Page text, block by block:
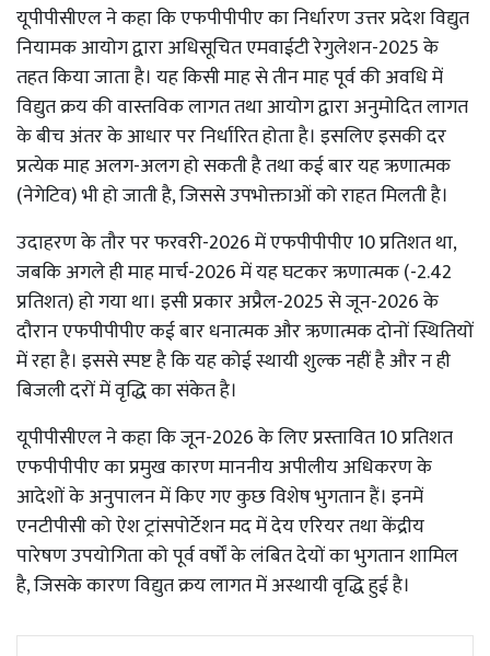
यूपीपीसीएल ने कहा कि एफपीपीपीए का निर्धारण उत्तर प्रदेश विद्युत
नियामक आयोग द्वारा अधिसूचित एमवाईटी रेगुलेशन-2025 के
तहत किया जाता है। यह किसी माह से तीन माह पूर्व की अवधि में
विद्युत क्रय की वास्तविक लागत तथा आयोग द्वारा अनुमोदित लागत
के बीच अंतर के आधार पर निर्धारित होता है। इसलिए इसकी दर
प्रत्येक माह अलग-अलग हो सकती है तथा कई बार यह ऋणात्मक
(नेगेटिव) भी हो जाती है, जिससे उपभोक्ताओं को राहत मिलती है।
उदाहरण के तौर पर फरवरी-2026 में एफपीपीपीए 10 प्रतिशत था,
जबकि अगले ही माह मार्च-2026 में यह घटकर ऋणात्मक (-2.42
प्रतिशत) हो गया था। इसी प्रकार अप्रैल-2025 से जून-2026 के
दौरान एफपीपीपीए कई बार धनात्मक और ऋणात्मक दोनों स्थितियों
में रहा है। इससे स्पष्ट है कि यह कोई स्थायी शुल्क नहीं है और न ही
बिजली दरों में वृद्धि का संकेत है।
यूपीपीसीएल ने कहा कि जून-2026 के लिए प्रस्तावित 10 प्रतिशत
एफपीपीपीए का प्रमुख कारण माननीय अपीलीय अधिकरण के
आदेशों के अनुपालन में किए गए कुछ विशेष भुगतान हैं। इनमें
एनटीपीसी को ऐश ट्रांसपोर्टेशन मद में देय एरियर तथा केंद्रीय
पारेषण उपयोगिता को पूर्व वर्षों के लंबित देयों का भुगतान शामिल
है, जिसके कारण विद्युत क्रय लागत में अस्थायी वृद्धि हुई है।